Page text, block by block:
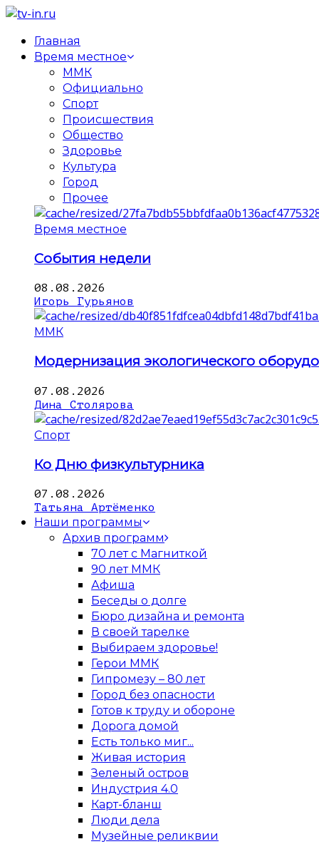
Главная
Время местное
ММК
Официально
Спорт
Происшествия
Общество
Здоровье
Культура
Город
Прочее
Время местное
События недели
08.08.2026
Игорь Гурьянов
ММК
Модернизация экологического
07.08.2026
Дина Столярова
Спорт
Ко Дню физкультурника
07.08.2026
Татьяна Артёменко
Наши программы
Архив программ
70 лет с Магниткой
90 лет ММК
Афиша
Беседы о долге
Бюро дизайна и ремонта
В своей тарелке
Выбираем здоровье!
Герои ММК
Гипромезу – 80 лет
Город без опасности
Готов к труду и обороне
Дорога домой
Есть только миг...
Живая история
Зеленый остров
Индустрия 4.0
Карт-бланш
Люди дела
Музейные реликвии